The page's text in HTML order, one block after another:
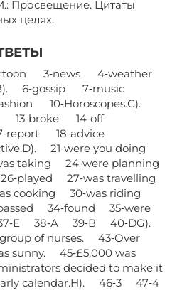
Просвещение. Цитаты
целях.
3‑news 4‑weather
6‑gossip 7‑music
10‑Horoscopes.С).
13‑broke 14‑off
18‑advice
21‑were you doing
taking 24‑were planning
27‑was travelling
cooking 30‑was riding
34‑found 35‑were
38‑А 39‑В 40‑DG).
of nurses. 43‑Over
sunny. 45‑£5,000 was
decided to make it
calendar.H). 46‑3 47‑4